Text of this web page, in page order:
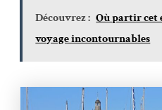
Découvrez : Où partir cet
voyage incontournables